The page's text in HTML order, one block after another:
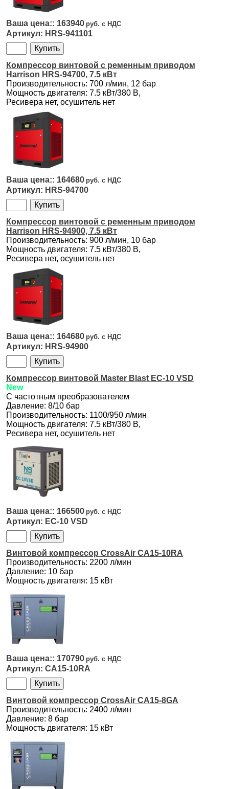
163940
HRS-941101
Компрессор винтовой с ременным приводом
Harrison HRS-94700, 7.5 кВт
Производительность: 700 л/мин, 12 бар
Мощность двигателя: 7.5 кВт/380 В,
Ресивера нет, осушитель нет
164680
HRS-94700
Компрессор винтовой с ременным приводом
Harrison HRS-94900, 7.5 кВт
Производительность: 900 л/мин, 10 бар
Мощность двигателя: 7.5 кВт/380 В,
Ресивера нет, осушитель нет
164680
HRS-94900
Компрессор винтовой Master Blast EC-10 VSD
New
С частотным преобразователем
Давление: 8/10 бар
Производительность: 1100/950 л/мин
Мощность двигателя: 7.5 кВт/380 В,
Ресивера нет, осушитель нет
166500
EC-10 VSD
Винтовой компрессор CrossAir CA15-10RA
Производительность: 2200 л/мин
Давление: 10 бар
Мощность двигателя: 15 кВт
170790
CA15-10RA
Винтовой компрессор CrossAir CA15-8GA
Производительность: 2400 л/мин
Давление: 8 бар
Мощность двигателя: 15 кВт